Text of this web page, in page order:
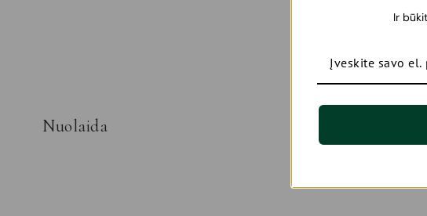
Nuolaida
Epionce
tonikas 120ml
Ir